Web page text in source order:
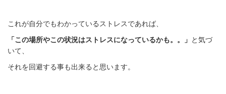
これが自分でもわかっているストレスであれば、
「この場所やこの状況はストレスになっているかも。。」 と気づ
いて、
それを回避する事も出来ると思います。